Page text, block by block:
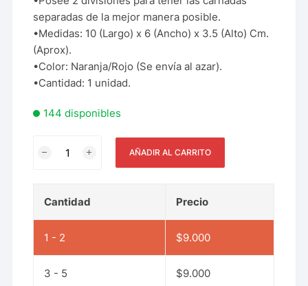
separadas de la mejor manera posible.
•Medidas: 10 (Largo) x 6 (Ancho) x 3.5 (Alto) Cm.
(Aprox).
•Color: Naranja/Rojo (Se envía al azar).
•Cantidad: 1 unidad.
144 disponibles
AÑADIR AL CARRITO
Cantidad Precio
1 - 2 $9.000
3 - 5 $9.000